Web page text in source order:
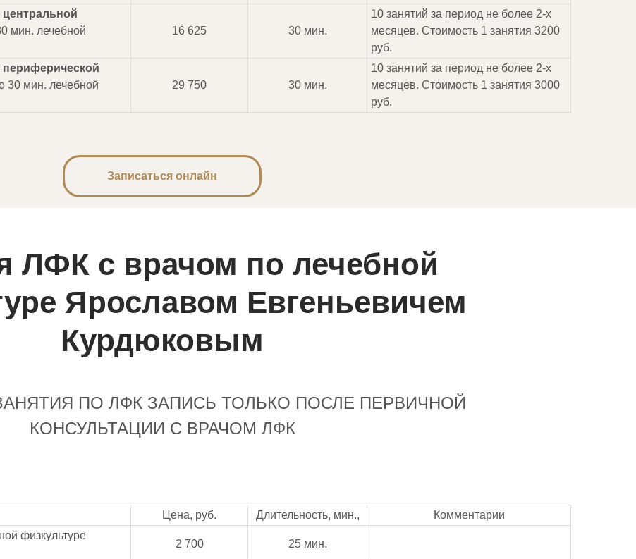
центральной
мин. лечебной
16 625 30 мин.
10 занятий за период не более 2-х
месяцев. Стоимость 1 занятия 3200
руб.
периферической
30 мин. лечебной
29 750 30 мин.
10 занятий за период не более 2-х
месяцев. Стоимость 1 занятия 3000
руб.
Записаться онлайн
ЛФК с врачом по лечебной
Ярославом Евгеньевичем
Курдюковым
ПО ЛФК ЗАПИСЬ ТОЛЬКО ПОСЛЕ ПЕРВИЧНОЙ
КОНСУЛЬТАЦИИ С ВРАЧОМ ЛФК
Цена, руб. Длительность, мин.,
Комментарии
физкультуре
2 700 25 мин.